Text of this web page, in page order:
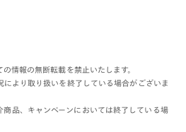
ラーも、
☺︎
情報の無断転載を禁止いたします。
より取り扱いを終了している場合がございま
品、キャンペーンにおいては終了している場